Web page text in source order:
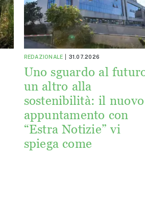
REDAZIONALE 31.07.2026
Uno sguardo al
un altro alla
sostenibilità: il nuovo
appuntamento con
“Estra Notizie” vi
spiega come